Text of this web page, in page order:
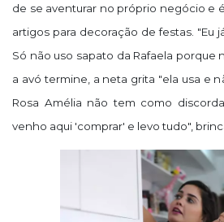
de se aventurar no próprio negócio e
artigos para decoração de festas. "Eu
Só não uso sapato da Rafaela porque
a avó termine, a neta grita "ela usa e
Rosa Amélia não tem como
venho aqui 'comprar' e levo tudo",